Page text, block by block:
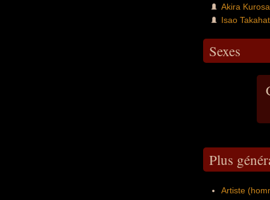
Akira
Isao
Sexes
Plus
Artiste